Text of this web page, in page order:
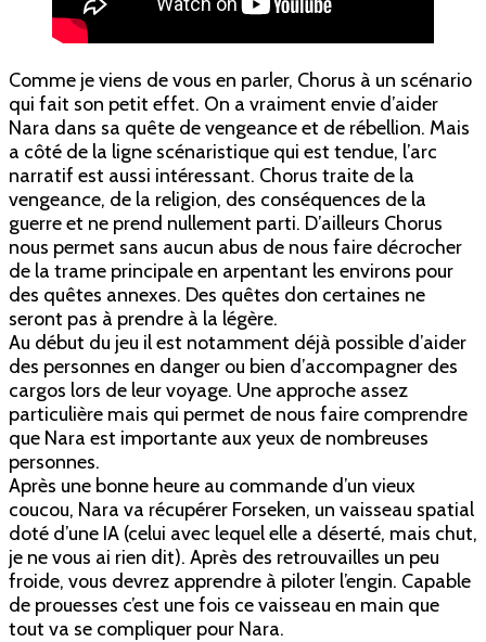
Comme je viens de vous en parler, Chorus à un scénario
qui fait son petit effet. On a vraiment envie d’aider
Nara dans sa quête de vengeance et de rébellion. Mais
a côté de la ligne scénaristique qui est tendue, l’arc
narratif est aussi intéressant. Chorus traite de la
vengeance, de la religion, des conséquences de la
guerre et ne prend nullement parti. D’ailleurs Chorus
nous permet sans aucun abus de nous faire décrocher
de la trame principale en arpentant les environs pour
des quêtes annexes. Des quêtes don certaines ne
seront pas à prendre à la légère.
Au début du jeu il est notamment déjà possible d’aider
des personnes en danger ou bien d’accompagner des
cargos lors de leur voyage. Une approche assez
particulière mais qui permet de nous faire comprendre
que Nara est importante aux yeux de nombreuses
personnes.
Après une bonne heure au commande d’un vieux
coucou, Nara va récupérer Forseken, un vaisseau spatial
doté d’une IA (celui avec lequel elle a déserté, mais chut,
je ne vous ai rien dit). Après des retrouvailles un peu
froide, vous devrez apprendre à piloter l’engin. Capable
de prouesses c’est une fois ce vaisseau en main que
tout va se compliquer pour Nara.